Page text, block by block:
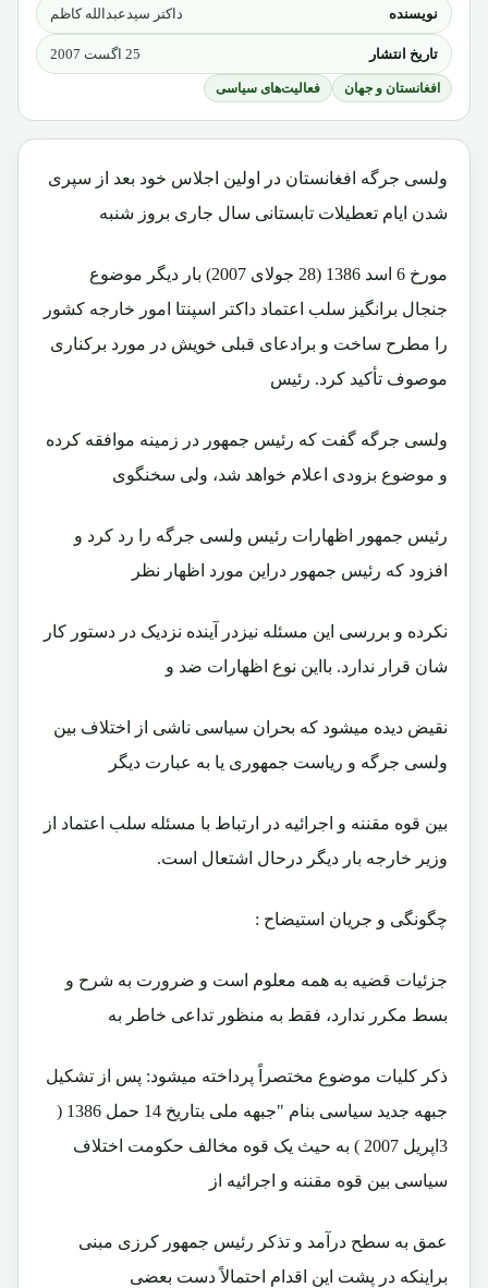
نویسنده داکتر سیدعبدالله کاظم
تاریخ انتشار 25 اگست 2007
افغانستان و جهان فعالیت‌های سیاسی
ولسی جرگه افغانستان در اولين اجلاس خود بعد از سپری
شدن ايام تعطيلات تابستانی سال جاری بروز شنبه
مورخ 6 اسد 1386 (28 جولای 2007) بار ديگر موضوع
جنجال برانگيز سلب اعتماد داکتر اسپنتا امور خارجه کشور
را مطرح ساخت و برادعای قبلی خويش در مورد برکناری
موصوف تأکيد کرد. رئيس
ولسی جرگه گفت که رئيس جمهور در زمينه موافقه کرده
و موضوع بزودی اعلام خواهد شد، ولی سخنگوی
رئيس جمهور اظهارات رئيس ولسی جرگه را رد کرد و
افزود که رئيس جمهور دراين مورد اظهار نظر
نکرده و بررسی اين مسئله نيزدر آينده نزديک در دستور کار
شان قرار ندارد. بااين نوع اظهارات ضد و
نقيض ديده ميشود که بحران سياسی ناشی از اختلاف بين
ولسی جرگه و رياست جمهوری يا به عبارت ديگر
بين قوه مقننه و اجرائيه در ارتباط با مسئله سلب اعتماد از
وزير خارجه بار ديگر درحال اشتعال است.
چگونگی و جريان استيضاح :
جزئيات قضيه به همه معلوم است و ضرورت به شرح و
بسط مکرر ندارد، فقط به منظور تداعی خاطر به
ذکر کليات موضوع مختصراً پرداخته ميشود: پس از تشکيل
جبهه جديد سياسی بنام "جبهه ملی بتاریخ 14 حمل 1386 (
3اپريل 2007 ) به حيث يک قوه مخالف حکومت اختلاف
سياسی بين قوه مقننه و اجرائيه از
عمق به سطح درآمد و تذکر رئيس جمهور کرزی مبنی
براينکه در پشت اين اقدام احتمالاً دست بعضی